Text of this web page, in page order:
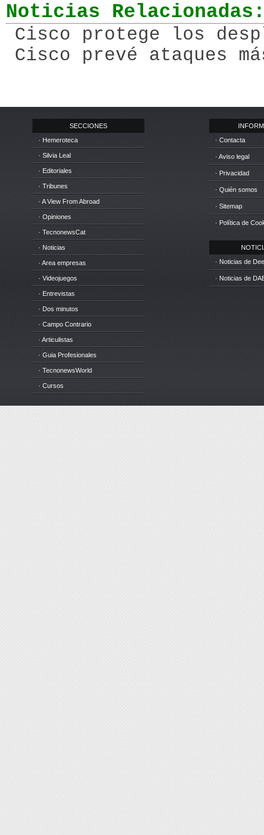
Noticias
Cisco protege los
Cisco prevé ataques
SECCIONES
· Hemeroteca
· Silvia Leal
· Editoriales
· Tribunes
· A View From Abroad
· Opiniones
· TecnonewsCat
· Noticias
· Area empresas
· Videojuegos
· Entrevistas
· Dos minutos
· Campo Contrario
· Articulistas
· Guia Profesionales
· TecnonewsWorld
· Cursos
· Contacta
· Aviso legal
· Privacidad
· Quién somos
· Sitemap
· Política de
· Noticias de
· Noticias de